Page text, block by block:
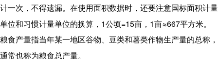
计一次，不得遗漏。在使用面积数据时，还要注意国标面积计量
单位和习惯计量单位的换算， 1公顷=15亩， 1亩≈667平方米。
粮食产量指当年某一地区谷物、豆类和薯类作物生产量的总称，
通常也称为粮食总产量。